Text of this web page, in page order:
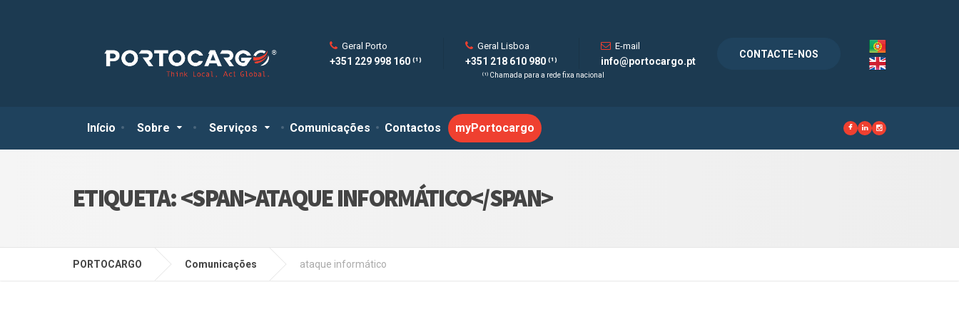
Início Sobre Serviços Comunicações Contactos myPortocargo
Geral Porto
+351 229 998 160 ⁽¹⁾
Geral Lisboa
+351 218 610 980 ⁽¹⁾
E-mail
info@portocargo.pt
CONTACTE-NOS
⁽¹⁾ Chamada para a rede fixa nacional
ETIQUETA: <SPAN>ATAQUE INFORMÁTICO</SPAN>
PORTOCARGO Comunicações ataque informático